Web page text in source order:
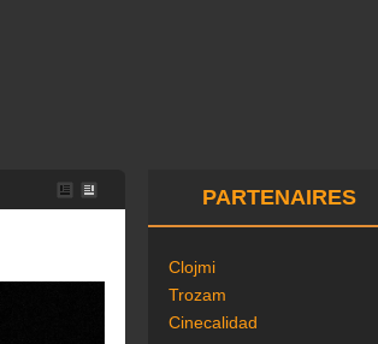
PARTENAIRES
Clojmi
Trozam
Cinecalidad